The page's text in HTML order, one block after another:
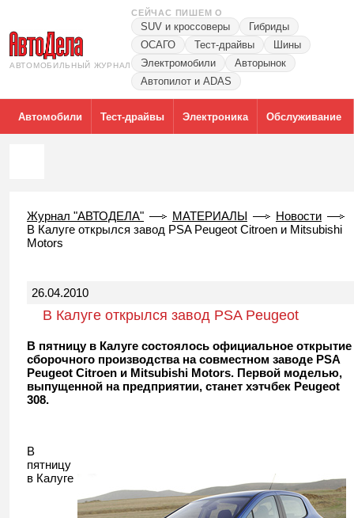
АВТОМОБИЛЬНЫЙ ЖУРНАЛ
СЕЙЧАС ПИШЕМ О
SUV и кроссоверы
Гибриды
ОСАГО
Тест-драйвы
Шины
Электромобили
Авторынок
Автопилот и ADAS
Автомобили Тест-драйвы Электроника Обслуживание
Журнал "АВТОДЕЛА" МАТЕРИАЛЫ
Новости
В Калуге открылся завод PSA Peugeot Citroen и Mitsubishi
Motors
26.04.2010
В Калуге открылся завод PSA Peugeot
Citroen и Mitsubishi Motors
В пятницу в Калуге состоялось официальное открытие
сборочного производства на совместном заводе PSA
Peugeot Citroen и Mitsubishi Motors. Первой моделью,
выпущенной на предприятии, станет хэтчбек Peugeot
308.
В
пятницу
в Калуге